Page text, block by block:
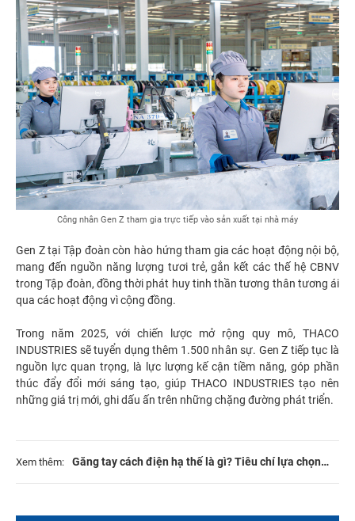
Công nhân Gen Z tham gia trực tiếp vào sản xuất tại nhà máy
Gen Z tại Tập đoàn còn hào hứng tham gia các hoạt động nội bộ,
mang đến nguồn năng lượng tươi trẻ, gắn kết các thế hệ CBNV
trong Tập đoàn, đồng thời phát huy tinh thần tương thân tương ái
qua các hoạt động vì cộng đồng.
Trong năm 2025, với chiến lược mở rộng quy mô, THACO
INDUSTRIES sẽ tuyển dụng thêm 1.500 nhân sự. Gen Z tiếp tục là
nguồn lực quan trọng, là lực lượng kế cận tiềm năng, góp phần
thúc đẩy đổi mới sáng tạo, giúp THACO INDUSTRIES tạo nên
những giá trị mới, ghi dấu ấn trên những chặng đường phát triển.
Xem thêm: Găng tay cách điện hạ thế là gì? Tiêu chí lựa chọn